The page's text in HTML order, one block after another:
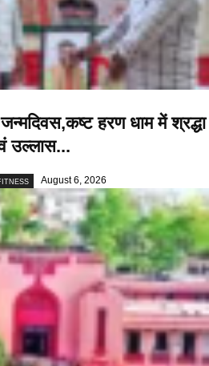
हरण धाम में श्रद्धा
उल्लास...
August 6, 2026